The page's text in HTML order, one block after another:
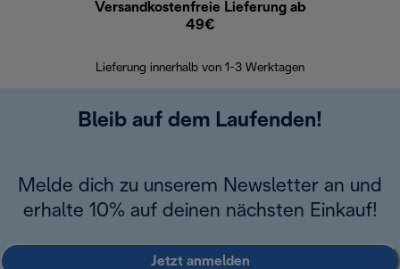
Versandkostenfreie Lieferung ab
49€
Lieferung innerhalb von 1-3 Werktagen
Bleib auf dem Laufenden!
Melde dich zu unserem Newsletter an und
erhalte 10% auf deinen nächsten Einkauf!
Jetzt anmelden